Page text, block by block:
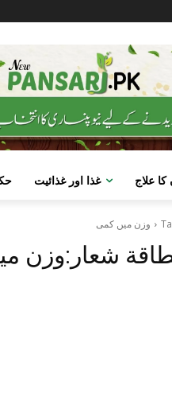
غذا اور غذائیت علاج
وزن میں کمی
شعار:وزن